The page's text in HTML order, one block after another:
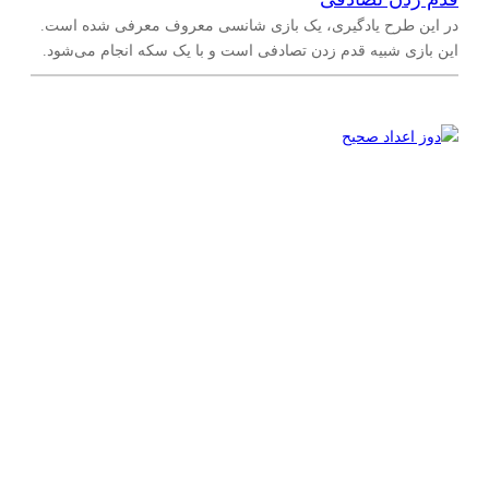
در این طرح یادگیری، یک بازی شانسی معروف معرفی شده است.
این بازی شبیه قدم زدن تصادفی است و با یک سکه انجام می‌شود.